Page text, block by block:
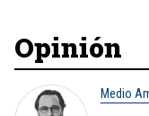
Opinión
Medio